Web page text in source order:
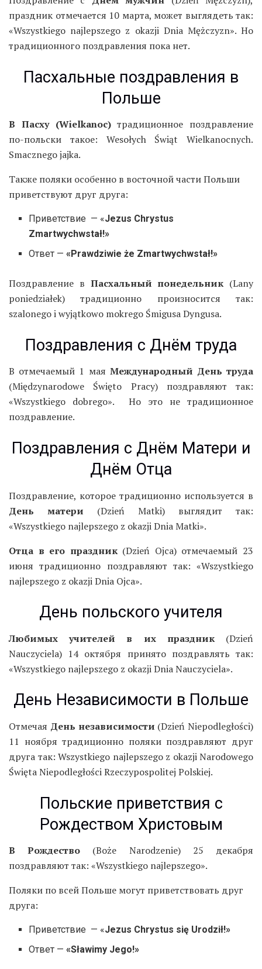
праздник отмечается 10 марта, может выглядеть так:
«Wszystkiego najlepszego z okazji Dnia Mężczyzn». Но
традиционного поздравления пока нет.
Пасхальные поздравления в
Польше
В Пасху (Wielkanoc)традиционное поздравление
по-польски такое: Wesołych Świąt Wielkanocnych.
Smacznego jajka.
Также поляки особенно в восточной части Польши
приветствуют друг друга:
Приветствие — «Jezus Chrystus
Zmartwychwstał!»
Ответ — «Prawdziwie że Zmartwychwstał!»
Поздравление в Пасхальный понедельник (Lany
poniedziałek) традиционно произносится так:
szalonego i wyjątkowo mokrego Śmigusa Dyngusa.
Поздравления с Днём труда
В отмечаемый 1 мая Международный День труда
(Międzynarodowe Święto Pracy) поздравляют так:
«Wszystkiego dobrego». Но это не традиционное
поздравление.
Поздравления с Днём Матери и
Днём Отца
Поздравление, которое традиционно используется в
День матери (Dzień Matki) выглядит так:
«Wszystkiego najlepszego z okazji Dnia Matki».
Отца в его праздник(Dzień Ojca) отмечаемый 23
июня традиционно поздравляют так: «Wszystkiego
najlepszego z okazji Dnia Ojca».
День польского учителя
Любимых учителей в их праздник(Dzień
Nauczyciela) 14 октября принято поздравлять так:
«Wszystkiego najlepszego z okazji Dnia Nauczyciela».
День Независимости в Польше
Отмечая День независимости (Dzień Niepodległości)
11 ноября традиционно поляки поздравляют друг
друга так: Wszystkiego najlepszego z okazji Narodowego
Święta Niepodległości Rzeczypospolitej Polskiej.
Польские приветствия с
Рождеством Христовым
В Рождество (Boże Narodzenie) 25 декабря
поздравляют так: «Wszystkiego najlepszego».
Поляки по всей Польше могут приветствовать друг
друга:
Приветствие — «Jezus Chrystus się Urodził!»
Ответ — «Sławimy Jego!»